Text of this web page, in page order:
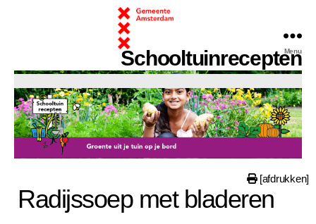
Schooltuinrecepten
Menu
[afdrukken]
Radijssoep met bladeren